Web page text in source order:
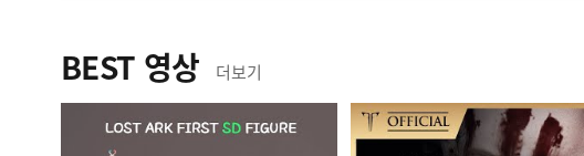
BEST 영상 더보기